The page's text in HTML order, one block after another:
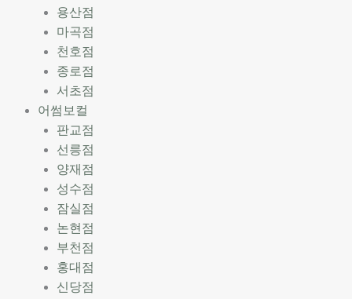
용산점
마곡점
천호점
종로점
서초점
어썸보컬
판교점
선릉점
양재점
성수점
잠실점
논현점
부천점
홍대점
신당점